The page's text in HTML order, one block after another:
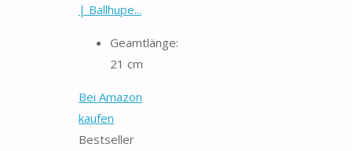
| Ballhupe...
Geamtlänge:
21 cm
Bei Amazon
kaufen
Bestseller